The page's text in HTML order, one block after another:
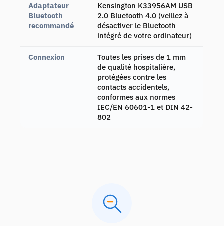
Adaptateur
Bluetooth
recommandé
Kensington K33956AM USB
2.0 Bluetooth 4.0 (veillez à
désactiver le Bluetooth
intégré de votre ordinateur)
Connexion
Toutes les prises de 1 mm
de qualité hospitalière,
protégées contre les
contacts accidentels,
conformes aux normes
IEC/EN 60601-1 et DIN 42-
802